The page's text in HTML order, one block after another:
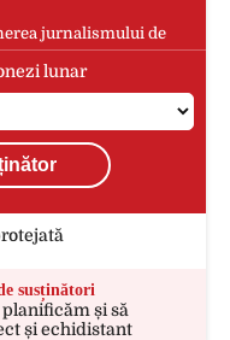
jurnalismului de
lunar
susținători
și să
și echidistant